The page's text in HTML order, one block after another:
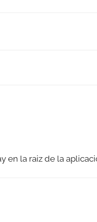
en la raiz de la